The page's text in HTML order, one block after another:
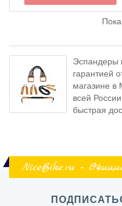
Эспандеры
гарантией
магазине в
всей
быстрая
NiceBike.ru -